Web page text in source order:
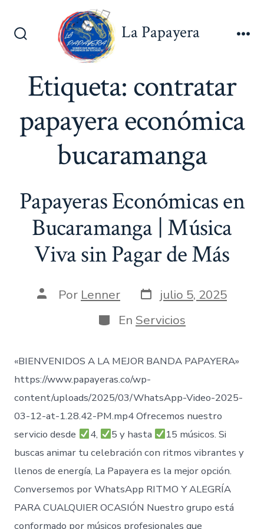
Alternar
La Papayera
Etiqueta:contratar
papayera económica
bucaramanga
Papayeras Económicas en
Bucaramanga | Música
Viva sin Pagar de Más
AutorPor Lenner Fecha
de
publicación
julio 5, 2025
Categorías
En Servicios
«BIENVENIDOS A LA MEJOR BANDA PAPAYERA»
https://www.papayeras.co/wp-
content/uploads/2025/03/WhatsApp-Video-2025-
03-12-at-1.28.42-PM.mp4 Ofrecemos nuestro
servicio desde
4, 5 y hasta
15 músicos. Si
buscas animar tu celebración con ritmos vibrantes y
llenos de energía, La Papayera es la mejor opción.
Conversemos por WhatsApp RITMO Y ALEGRÍA
PARA CUALQUIER OCASIÓN Nuestro grupo está
conformado por músicos profesionales que